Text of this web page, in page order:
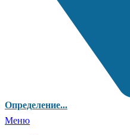
Определение...
Меню